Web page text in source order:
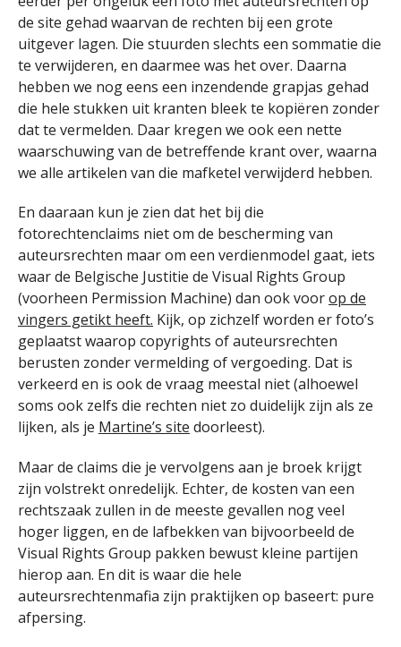
de site gehad waarvan de rechten bij een grote
uitgever lagen. Die stuurden slechts een sommatie die
te verwijderen, en daarmee was het over. Daarna
hebben we nog eens een inzendende grapjas gehad
die hele stukken uit kranten bleek te kopiëren zonder
dat te vermelden. Daar kregen we ook een nette
waarschuwing van de betreffende krant over, waarna
we alle artikelen van die mafketel verwijderd hebben.
En daaraan kun je zien dat het bij die
fotorechtenclaims niet om de bescherming van
auteursrechten maar om een verdienmodel gaat, iets
waar de Belgische Justitie de Visual Rights Group
(voorheen Permission Machine) dan ook voorop de
vingers getikt heeft. Kijk, op zichzelf worden er foto’s
geplaatst waarop copyrights of auteursrechten
berusten zonder vermelding of vergoeding. Dat is
verkeerd en is ook de vraag meestal niet (alhoewel
soms ook zelfs die rechten niet zo duidelijk zijn als ze
lijken, als je Martine’s site doorleest).
Maar de claims die je vervolgens aan je broek krijgt
zijn volstrekt onredelijk. Echter, de kosten van een
rechtszaak zullen in de meeste gevallen nog veel
hoger liggen, en de lafbekken van bijvoorbeeld de
Visual Rights Group pakken bewust kleine partijen
hierop aan. En dit is waar die hele
auteursrechtenmafia zijn praktijken op baseert: pure
afpersing.